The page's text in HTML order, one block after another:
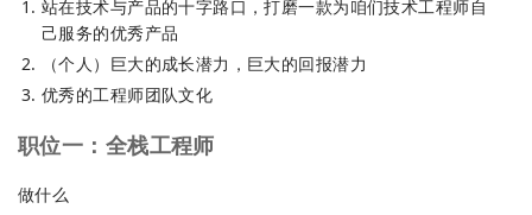
站在技术与产品的十字路口，打磨一款为咱们技术工程师自
己服务的优秀产品
（个人）巨大的成长潜力，巨大的回报潜力
优秀的工程师团队文化
职位一：全栈工程师
做什么